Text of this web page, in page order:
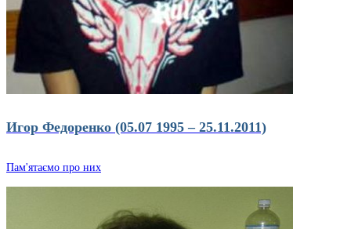
Игор Федоренко (05.07 1995 – 25.11.2011)
Пам'ятаємо про них